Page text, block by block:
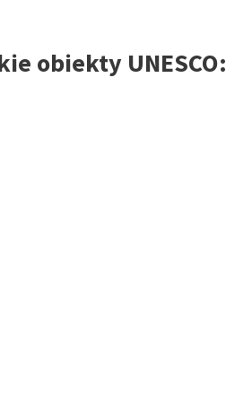
obiekty UNESCO: